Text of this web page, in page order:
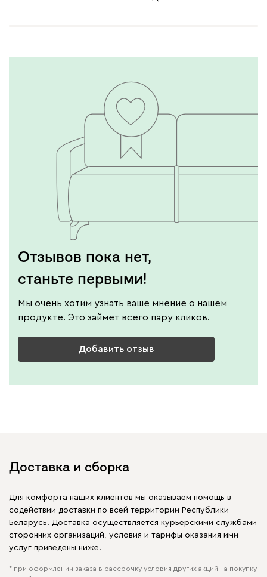
Отзывов пока нет,
станьте первыми!
Мы очень хотим узнать ваше мнение о нашем
продукте. Это займет всего пару кликов.
Добавить отзыв
Доставка и сборка
Для комфорта наших клиентов мы оказываем помощь в
содействии доставки по всей территории Республики
Беларусь. Доставка осуществляется курьерскими службами
сторонних организаций, условия и тарифы оказания ими
услуг приведены ниже.
* при оформлении заказа в рассрочку условия других акций на покупку